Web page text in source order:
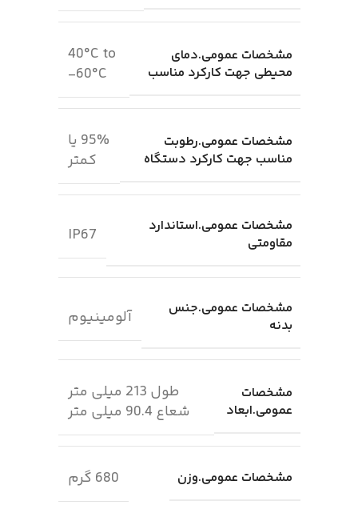
مشخصات عمومی.دمای
محیطی جهت کارکرد مناسب
40°C to
60°C-
مشخصات عمومی.رطوبت
مناسب جهت کارکرد دستگاه
95% یا
کمتر
مشخصات عمومی.استاندارد
مقاومتی
IP67
مشخصات عمومی.جنس
بدنه
آلومینیوم
مشخصات
عمومی.ابعاد
طول 213 میلی متر
شعاع 90.4 میلی متر
مشخصات عمومی.وزن 680 گرم